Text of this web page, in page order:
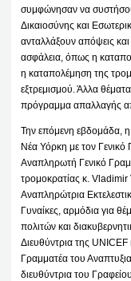
συμφώνησαν να
Δικαιοσύνης και
ανταλλάξουν απόψεις
ασφάλεια, όπως η
η καταπολέμηση της
εξτρεμισμού. Άλλα
πρόγραμμα απαλλαγής
Την επόμενη εβδομάδα,
Νέα Υόρκη με τον
Αναπληρωτή Γενικό
τρομοκρατίας κ. Vladimir
Αναπληρώτρια
Γυναίκες, αρμόδια για
πολιτών και
Διευθύντρια της
Γραμματέα του
διευθύντρια του